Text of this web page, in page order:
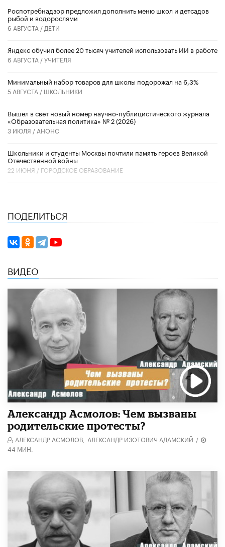
Роспотребнадзор предложил дополнить меню школ и детсадов
рыбой и водорослями
6 АВГУСТА / ДЕТИ
​Яндекс обучил более 20 тысяч учителей использовать ИИ в работе
6 АВГУСТА /УЧИТЕЛЯ
Минимальный набор товаров для школы подорожал на 6,3%
5 АВГУСТА / ШКОЛЬНИКИ
Вышел в свет новый номер научно-публицистического журнала
«Образовательная политика» № 2 (2026)
3 ИЮЛЯ / АНОНС
Школьники и студенты Москвы почтили память героев Великой
Отечественной войны
22 ИЮНЯ / ГОРОДСКОЕ ОБРАЗОВАНИЕ
ПОДЕЛИТЬСЯ
ВИДЕО
Александр Асмолов: Чем вызваны
родительские протесты?
АЛЕКСАНДР АСМОЛОВ, АЛЕКСАНДР ИЗОТОВИЧ АДАМСКИЙ /
44 МИН.